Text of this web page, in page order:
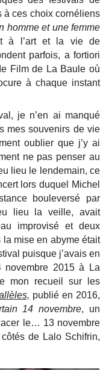
à ces choix cornéliens
homme et une femme
à l’art et la vie de
parfois, a fortiori
Film de La Baule où
à chaque instant
je n’en ai manqué
mes souvenirs de vie
oublier que j’y ai
ne pas penser au
lieu le lendemain, ce
lors duquel Michel
bouleversé par
lieu la veille, avait
improvisé et deux
la mise en abyme était
puisque j’avais en
novembre 2015 à La
mon recueil sur les
publié en 2016,
14 novembre, un
le… 13 novembre
de Lalo Schifrin,